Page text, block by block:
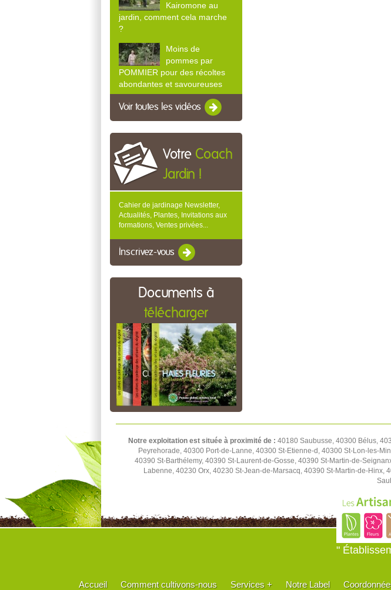
Kairomone au
jardin, comment cela marche
?
Moins de
pommes par
POMMIER pour des récoltes
abondantes et savoureuses
Voir toutes les vidéos
Votre Coach
Jardin !
Cahier de jardinage Newsletter,
Actualités, Plantes, Invitations aux
formations, Ventes privées...
Inscrivez-vous
Documents à
télécharger
Notre exploitation est située à proximité de : 40180 Saubusse, 40300 Bélus,
Peyrehorade, 40300 Port-de-Lanne, 40300 St-Etienne-d, 40300 St-Lon-les-
40390 St-Barthélemy, 40390 St-Laurent-de-Gosse, 40390 St-Martin-de-
Labenne, 40230 Orx, 40230 St-Jean-de-Marsacq, 40390 St-Martin-de-
"
Accueil Comment cultivons-nous Services + Notre Label